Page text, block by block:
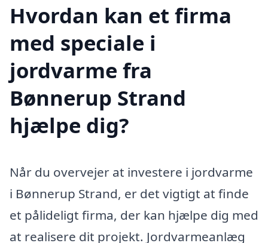
Hvordan kan et firma
med speciale i
jordvarme fra
Bønnerup Strand
hjælpe dig?
Når du overvejer at investere i jordvarme
i Bønnerup Strand, er det vigtigt at finde
et pålideligt firma, der kan hjælpe dig med
at realisere dit projekt. Jordvarmeanlæg